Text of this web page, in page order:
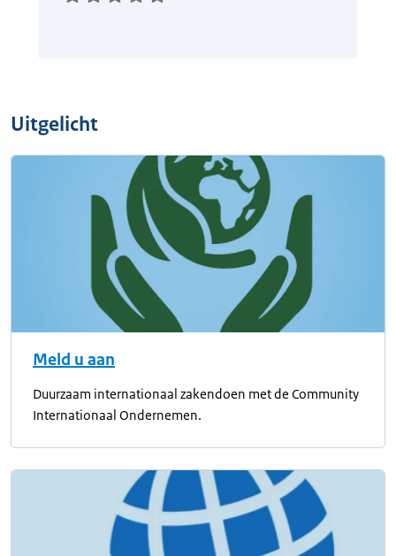
Uitgelicht
Meld u aan
Duurzaam internationaal zakendoen met de Community
Internationaal Ondernemen.